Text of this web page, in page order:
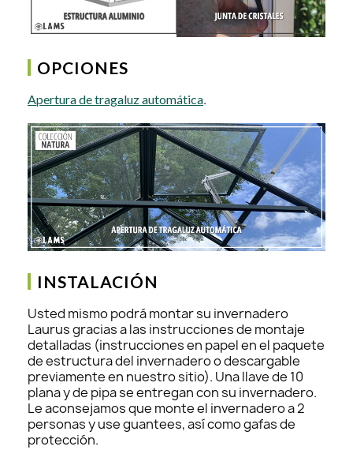
OPCIONES
Apertura de tragaluz automática.
INSTALACIÓN
Usted mismo podrá montar su invernadero
Laurus gracias a las instrucciones de montaje
detalladas (instrucciones en papel en el paquete
de estructura del invernadero o descargable
previamente en nuestro sitio). Una llave de 10
plana y de pipa se entregan con su invernadero.
Le aconsejamos que monte el invernadero a 2
personas y use guantees, así como gafas de
protección.